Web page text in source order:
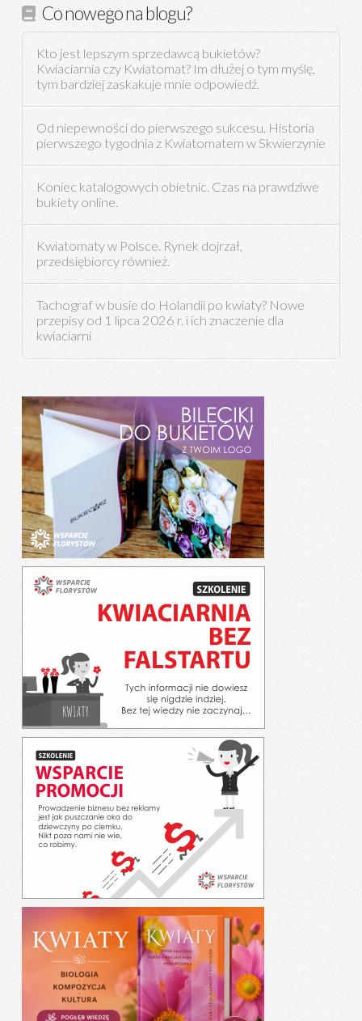
Co nowego na blogu?
Kto jest lepszym sprzedawcą bukietów?
Kwiaciarnia czy Kwiatomat? Im dłużej o tym myślę,
tym bardziej zaskakuje mnie odpowiedź.
Od niepewności do pierwszego sukcesu. Historia
pierwszego tygodnia z Kwiatomatem w Skwierzynie
Koniec katalogowych obietnic. Czas na prawdziwe
bukiety online.
Kwiatomaty w Polsce. Rynek dojrzał,
przedsiębiorcy również.
Tachograf w busie do Holandii po kwiaty? Nowe
przepisy od 1 lipca 2026 r. i ich znaczenie dla
kwiaciarni